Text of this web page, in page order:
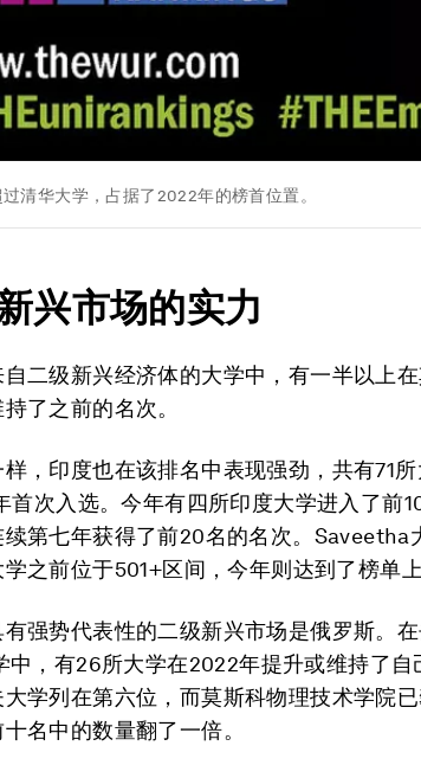
清华大学，占据了2022年的榜首位置。
兴市场的实力
二级新兴经济体的大学中，有一半以上
了之前的名次。
，印度也在该排名中表现强劲，共有71
首次入选。今年有四所印度大学进入了前
续第七年获得了前20名的名次。Saveetha
之前位于501+区间，今年则达到了榜单上
有强势代表性的二级新兴市场是俄罗斯。
中，有26所大学在2022年提升或维持了自
学列在第六位，而莫斯科物理技术学院
名中的数量翻了一倍。